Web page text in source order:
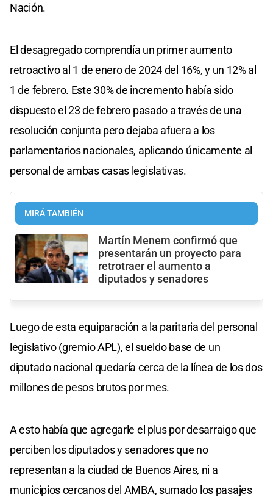
Nación.
El desagregado comprendía un primer aumento
retroactivo al 1 de enero de 2024 del 16%, y un 12% al
1 de febrero. Este 30% de incremento había sido
dispuesto el 23 de febrero pasado a través de una
resolución conjunta pero dejaba afuera a los
parlamentarios nacionales, aplicando únicamente al
personal de ambas casas legislativas.
MIRÁ TAMBIÉN
Martín Menem confirmó que
presentarán un proyecto para
retrotraer el aumento a
diputados y senadores
Luego de esta equiparación a la paritaria del personal
legislativo (gremio APL), el sueldo base de un
diputado nacional quedaría cerca de la línea de los dos
millones de pesos brutos por mes.
A esto había que agregarle el plus por desarraigo que
perciben los diputados y senadores que no
representan a la ciudad de Buenos Aires, ni a
municipios cercanos del AMBA, sumado los pasajes